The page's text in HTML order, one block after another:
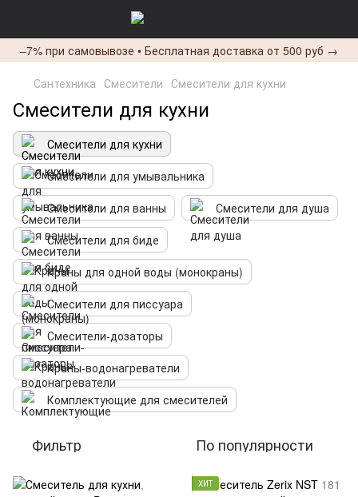
–7% при самовывозе • Бесплатная доставка от 500 руб →
Сантехника Смесители Смесители для кухни
Смесители для кухни
Смесители для кухни
Смесители для умывальника
Смесители для ванны
Смесители для душа
Смесители для биде
Краны для одной воды (монокраны)
Смесители для писсуара
Смесители-дозаторы
Краны-водонагреватели
Комплектующие для смесителей
Фильтр По популярности
ХИТ